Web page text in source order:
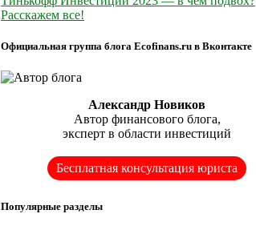
Расскажем все!
Официальная группа блога Ecofinans.ru в Вконтакте
Александр Новиков
Автор финансового блога,
эксперт в области инвестиций
Бесплатная консультация юриста
Популярные разделы